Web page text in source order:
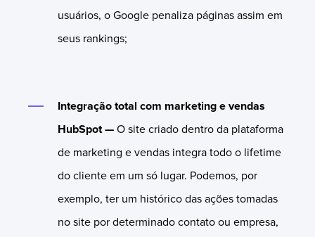
usuários, o Google penaliza páginas assim em
seus rankings;
Integração total com marketing e vendas
HubSpot — O site criado dentro da plataforma
de marketing e vendas integra todo o lifetime
do cliente em um só lugar. Podemos, por
exemplo, ter um histórico das ações tomadas
no site por determinado contato ou empresa,